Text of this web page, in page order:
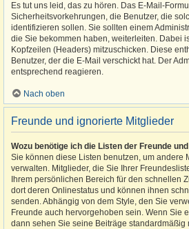
Es tut uns leid, das zu hören. Das E-Mail-
Sicherheitsvorkehrungen, die Benutzer, die
identifizieren sollen. Sie sollten einem
die Sie bekommen haben, weiterleiten. Dabei
Kopfzeilen (Headers) mitzuschicken. Diese
Benutzer, der die E-Mail verschickt hat. Der
entsprechend reagieren.
Nach oben
Freunde und ignorierte Mitglieder
Wozu benötige ich die Listen der Freunde
Sie können diese Listen benutzen, um andere
verwalten. Mitglieder, die Sie Ihrer
Ihrem persönlichen Bereich für den schnellen
dort deren Onlinestatus und können ihnen
senden. Abhängig von dem Style, den Sie
Freunde auch hervorgehoben sein. Wenn Sie
dann sehen Sie seine Beiträge standardmäßig